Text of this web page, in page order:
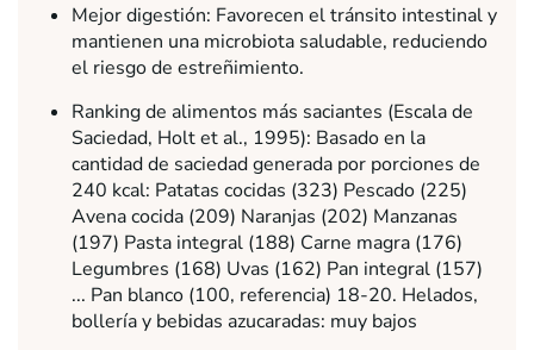
Mejor digestión: Favorecen el tránsito intestinal y
mantienen una microbiota saludable, reduciendo
el riesgo de estreñimiento.
Ranking de alimentos más saciantes (Escala de
Saciedad, Holt et al., 1995): Basado en la
cantidad de saciedad generada por porciones de
240 kcal: Patatas cocidas (323) Pescado (225)
Avena cocida (209) Naranjas (202) Manzanas
(197) Pasta integral (188) Carne magra (176)
Legumbres (168) Uvas (162) Pan integral (157)
... Pan blanco (100, referencia) 18-20. Helados,
bollería y bebidas azucaradas: muy bajos